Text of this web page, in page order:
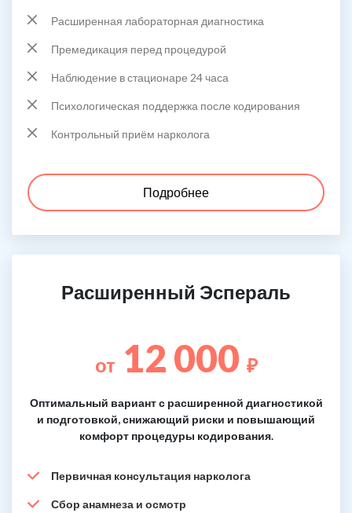
Расширенная лабораторная диагностика
Премедикация перед процедурой
Наблюдение в стационаре 24 часа
Психологическая поддержка после кодирования
Контрольный приём нарколога
Подробнее
Расширенный Эспераль
от 12 000 ₽
Оптимальный вариант с расширенной диагностикой
и подготовкой, снижающий риски и повышающий
комфорт процедуры кодирования.
Первичная консультация нарколога
Сбор анамнеза и осмотр